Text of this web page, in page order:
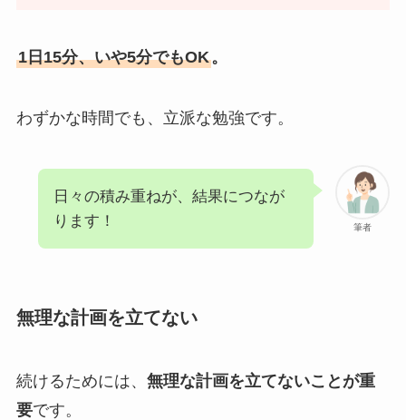
1日15分、いや5分でもOK。
わずかな時間でも、立派な勉強です。
筆者
日々の積み重ねが、結果につなが
ります！
無理な計画を立てない
続けるためには、 無理な計画を立てないことが重
要です。